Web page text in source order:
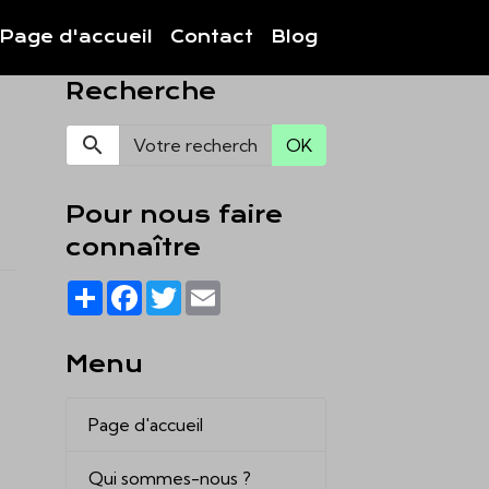
Page d'accueil Contact Blog
Recherche
OK
Pour nous faire
connaître
PartagerFacebook
TwitterEmail
Menu
Page d'accueil
Qui sommes-nous ?